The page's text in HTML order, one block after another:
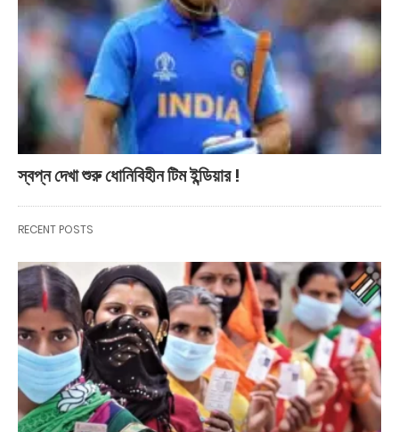
স্বপ্ন দেখা শুরু ধোনিবিহীন টিম ইন্ডিয়ার !
RECENT POSTS